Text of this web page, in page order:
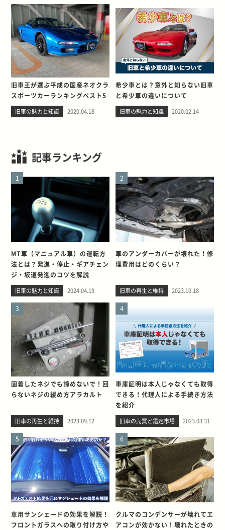
旧車王が選ぶ平成の国産ネオクラ
スポーツカーランキングベスト5
旧車の魅力と知識 2020.04.18
希少車とは？意外と知らない旧車
と希少車の違いについて
旧車の魅力と知識 2020.02.14
記事ランキング
1
MT車（マニュアル車）の運転方
法とは？発進・停止・ギアチェン
ジ・坂道発進のコツを解説
旧車の魅力と知識 2024.04.19
2
車のアンダーカバーが壊れた！修
理費用はどのくらい？
旧車の再生と維持 2023.10.18
3
固着したネジでも諦めないで！回
らないネジの緩め方アラカルト
旧車の再生と維持 2023.09.12
4
車庫証明は本人じゃなくても取得
できる！代理人による手続き方法
を紹介
旧車の売買と鑑定市場 2023.03.31
5
車用サンシェードの効果を解説！
フロントガラスへの取り付け方や
6
クルマのコンデンサーが壊れてエ
アコンが効かない！壊れたときの